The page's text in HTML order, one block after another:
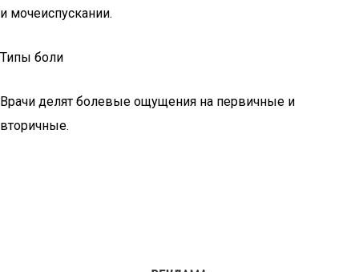
и мочеиспускании.
Типы боли
Врачи делят болевые ощущения на первичные и
вторичные.